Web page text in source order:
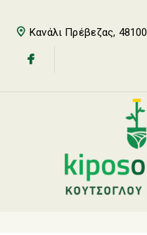
Κανάλι Πρέβεζας, 48100